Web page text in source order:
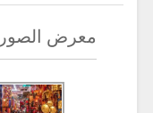
معرض الصور